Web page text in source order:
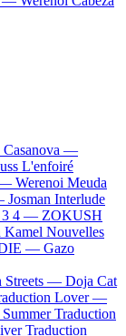
Casanova —
L'enfoiré
— Werenoi Meuda
Josman Interlude
3 4 — ZOKUSH
Kamel Nouvelles
— Gazo
Streets — Doja Cat
Lover —
Traduction
Traduction